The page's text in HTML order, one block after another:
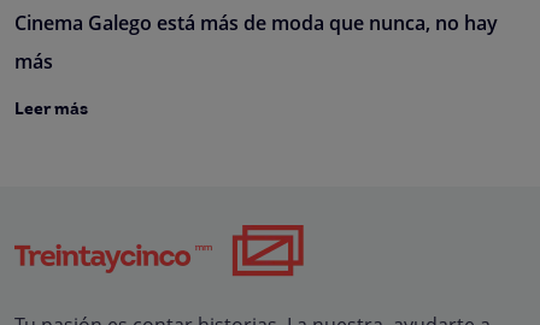
Cinema Galego está más de moda que nunca, no hay
más
Leer más